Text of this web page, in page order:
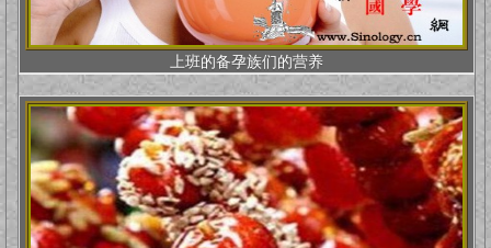
上班的备孕族们的营养